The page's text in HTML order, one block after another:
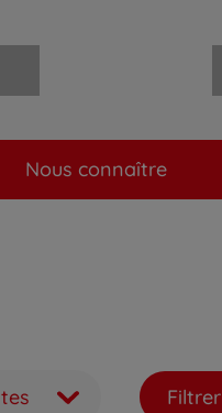
Nous connaître
Filtrer